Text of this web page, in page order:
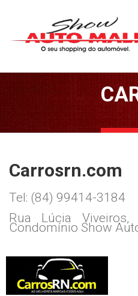
Carrosrn.com
Tel: (84) 99414-3184
Rua Lúcia
Condomínio Show